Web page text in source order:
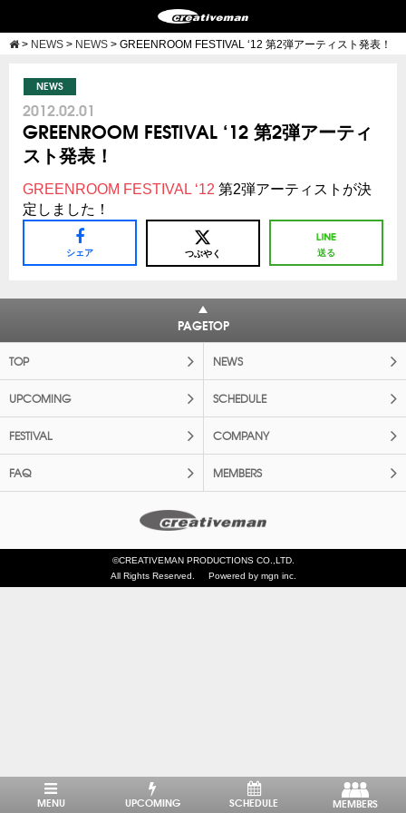
> NEWS > NEWS > GREENROOM FESTIVAL ‘12 第2弾アーティスト発表！
NEWS
2012.02.01
GREENROOM FESTIVAL ‘12 第2弾アーティ
スト発表！
GREENROOM FESTIVAL ‘12 第2弾アーティストが決
定しました！
シェア つぶやく 送る
PAGETOP
TOP NEWS
UPCOMING SCHEDULE
FESTIVAL COMPANY
FAQ MEMBERS
©CREATIVEMAN PRODUCTIONS CO.,LTD.
All Rights Reserved.
Powered by mgn inc.
MENU UPCOMING SCHEDULE MEMBERS